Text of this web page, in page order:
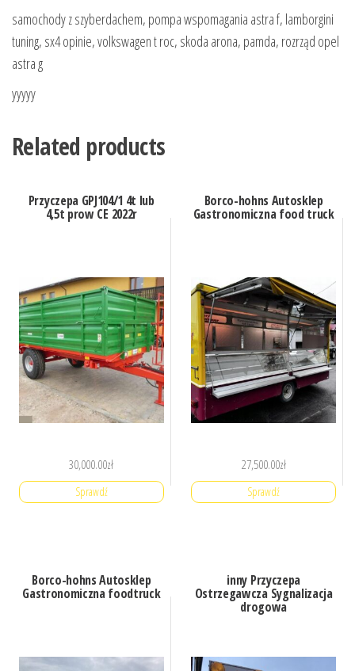
samochody z szyberdachem, pompa wspomagania astra f, lamborgini
tuning, sx4 opinie, volkswagen t roc, skoda arona, pamda, rozrząd opel
astra g
yyyyy
Related products
Przyczepa GPJ104/1 4t lub
4,5t prow CE 2022r
30,000.00zł
Sprawdź
Borco-hohns Autosklep
Gastronomiczna food truck
27,500.00zł
Sprawdź
Borco-hohns Autosklep
Gastronomiczna foodtruck
inny Przyczepa
Ostrzegawcza Sygnalizacja
drogowa